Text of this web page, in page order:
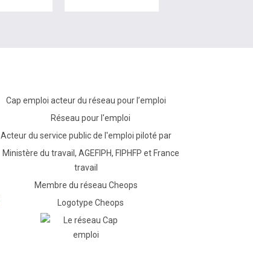
Cap emploi acteur du réseau pour l’emploi
Acteur du service public de l'emploi piloté par
Membre du réseau Cheops